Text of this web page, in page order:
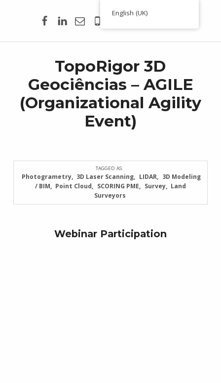
00351 938 354 756
TopoRigor 3D
Geociências – AGILE
(Organizational Agility
Event)
TAGGED AS:
Photogrametry 3D Laser Scanning LIDAR
3D Modeling
/ BIM
Point Cloud SCORING PME Survey
Land
Surveyors
Webinar Participation
English (UK)